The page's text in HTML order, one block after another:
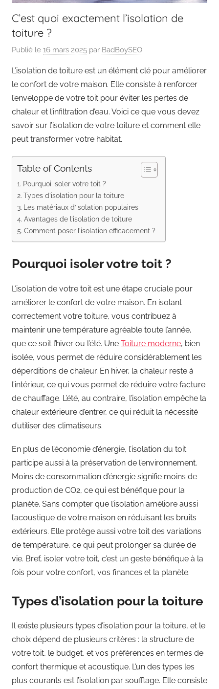
C’est quoi exactement l’isolation de
toiture ?
Publié le 16 mars 2025 par BadBoySEO
L’isolation de toiture est un élément clé pour améliorer
le confort de votre maison. Elle consiste à renforcer
l’enveloppe de votre toit pour éviter les pertes de
chaleur et l’infiltration d’eau. Voici ce que vous devez
savoir sur l’isolation de votre toiture et comment elle
peut transformer votre habitat.
Table of Contents
Pourquoi isoler votre toit ?
Types d’isolation pour la toiture
Les matériaux d’isolation populaires
Avantages de l’isolation de toiture
Comment poser l’isolation efficacement ?
Pourquoi isoler votre toit ?
L’isolation de votre toit est une étape cruciale pour
améliorer le confort de votre maison. En isolant
correctement votre toiture, vous contribuez à
maintenir une température agréable toute l’année,
que ce soit l’hiver ou l’été. Une Toiture moderne, bien
isolée, vous permet de réduire considérablement les
déperditions de chaleur. En hiver, la chaleur reste à
l’intérieur, ce qui vous permet de réduire votre facture
de chauffage. L’été, au contraire, l’isolation empêche la
chaleur extérieure d’entrer, ce qui réduit la nécessité
d’utiliser des climatiseurs.
En plus de l’économie d’énergie, l’isolation du toit
participe aussi à la préservation de l’environnement.
Moins de consommation d’énergie signifie moins de
production de CO2, ce qui est bénéfique pour la
planète. Sans compter que l’isolation améliore aussi
l’acoustique de votre maison en réduisant les bruits
extérieurs. Elle protège aussi votre toit des variations
de température, ce qui peut prolonger sa durée de
vie. Bref, isoler votre toit, c’est un geste bénéfique à la
fois pour votre confort, vos finances et la planète.
Types d’isolation pour la toiture
Il existe plusieurs types d’isolation pour la toiture, et le
choix dépend de plusieurs critères : la structure de
votre toit, le budget, et vos préférences en termes de
confort thermique et acoustique. L’un des types les
plus courants est l’isolation par soufflage. Elle consiste